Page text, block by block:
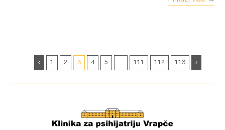
1 2 3 4 5 … 111 112 113